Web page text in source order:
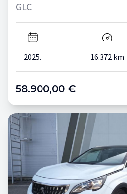
GLC
2025. 16.372 km
58.900,00 €